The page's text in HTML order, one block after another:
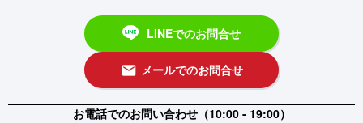
LINEでのお問合せ
email メールでのお問合せ
お電話でのお問い合わせ（10:00 - 19:00）